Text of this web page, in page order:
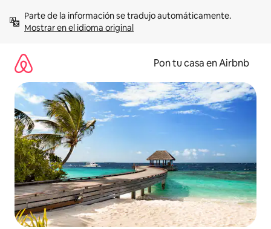
contenidoMostrar en el idioma original
Pon tu casa en Airbnb